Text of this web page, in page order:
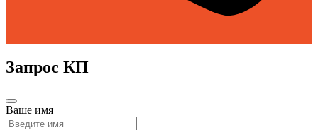
Запрос КП
Ваше имя